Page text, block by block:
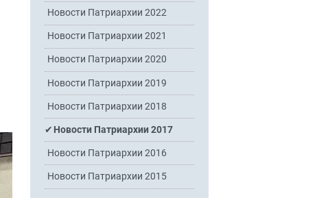
Новости Патриархии 2022
Новости Патриархии 2021
Новости Патриархии 2020
Новости Патриархии 2019
Новости Патриархии 2018
Новости Патриархии 2017
Новости Патриархии 2016
Новости Патриархии 2015